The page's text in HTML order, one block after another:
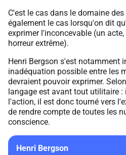
C'est le cas dans le domaine
également le cas lorsqu'on dit qu'
exprimer l'inconcevable (un
horreur extrême).
Henri Bergson s'est notamment
inadéquation possible entre les
devraient pouvoir exprimer.
langage est avant tout utilitaire :
l'action, il est donc tourné vers
de rendre compte de toutes les
conscience.
Henri Bergson